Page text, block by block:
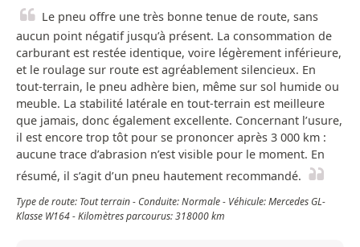
Le pneu offre une très bonne tenue de route, sans
aucun point négatif jusqu’à présent. La consommation de
carburant est restée identique, voire légèrement inférieure,
et le roulage sur route est agréablement silencieux. En
tout-terrain, le pneu adhère bien, même sur sol humide ou
meuble. La stabilité latérale en tout-terrain est meilleure
que jamais, donc également excellente. Concernant l’usure,
il est encore trop tôt pour se prononcer après 3 000 km :
aucune trace d’abrasion n’est visible pour le moment. En
résumé, il s’agit d’un pneu hautement recommandé.
Type de route: Tout terrain - Conduite: Normale - Véhicule: Mercedes GL-
Klasse W164 - Kilomètres parcourus: 318000 km